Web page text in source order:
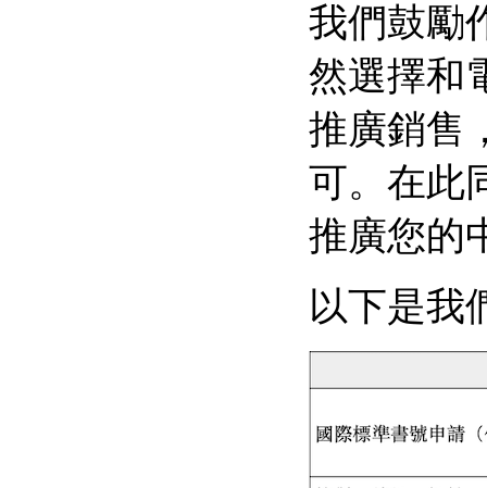
我們鼓勵
然選擇和
推廣銷售
可。在此
推廣您的
以下是我